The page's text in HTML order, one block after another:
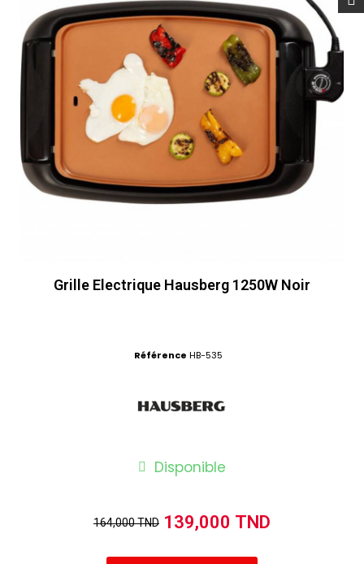
Grille Electrique Hausberg 1250W Noir
Référence HB-535
Disponible
164,000 TND 139,000 TND